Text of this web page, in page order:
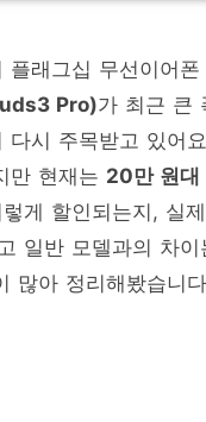
플래그십 무선이어폰
Pro)가 최근 큰
다시 주목받고 있어
만 현재는 20만 원대
게 할인되는지, 실
일반 모델과의 차이
많아 정리해봤습니